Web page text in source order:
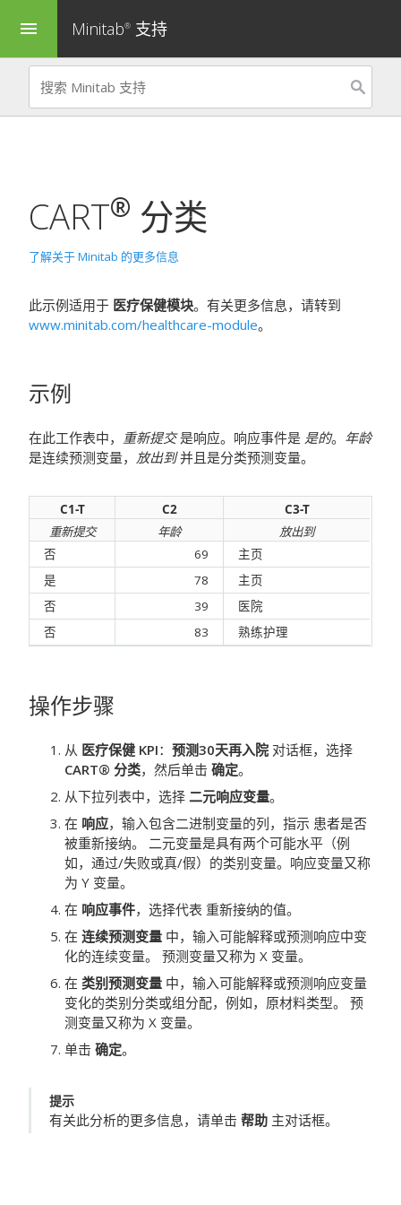
menu Minitab® 支持
CART® 分类
了解关于 Minitab 的更多信息
此示例适用于 医疗保健模块。有关更多信息，请转到
www.minitab.com/healthcare-module。
示例
在此工作表中， 重新提交是响应。响应事件是 是的。 年龄
是连续预测变量， 放出到并且是分类预测变量。
C1-T C2
C3-T
重新提交
年龄
放出到
否
69
主页
是
78
主页
否
39
医院
否
83 熟练护理
操作步骤
从 医疗保健 KPI： 预测30天再入院 对话框，选择
CART® 分类，然后单击 确定。
从下拉列表中，选择 二元响应变量。
在 响应，输入包含二进制变量的列，指示 患者是否
被重新接纳。
二元变量是具有两个可能水平（例
如，通过/失败或真/假）的类别变量。响应变量又称
为 Y 变量。
在 响应事件，选择代表 重新接纳的值。
在 连续预测变量 中，输入可能解释或预测响应中变
化的连续变量。
预测变量又称为 X 变量。
在 类别预测变量 中，输入可能解释或预测响应变量
变化的类别分类或组分配，例如，原材料类型。
预
测变量又称为 X 变量。
单击 确定。
提示
有关此分析的更多信息，请单击 帮助 主对话框。